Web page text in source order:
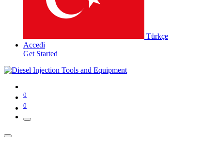
Türkçe
Accedi
Get Started
0
0